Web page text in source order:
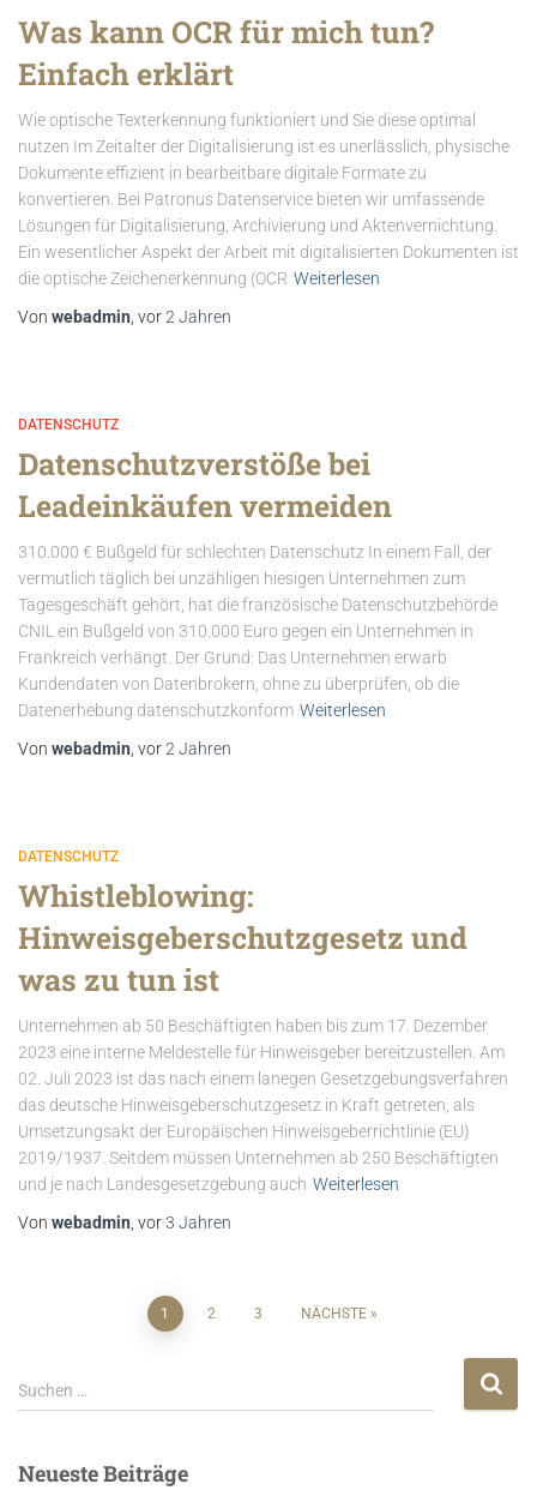
Was kann OCR für mich tun?
Einfach erklärt
Wie optische Texterkennung funktioniert und Sie diese optimal
nutzen Im Zeitalter der Digitalisierung ist es unerlässlich, physische
Dokumente effizient in bearbeitbare digitale Formate zu
konvertieren. Bei Patronus Datenservice bieten wir umfassende
Lösungen für Digitalisierung, Archivierung und Aktenvernichtung.
Ein wesentlicher Aspekt der Arbeit mit digitalisierten Dokumenten ist
die optische Zeichenerkennung (OCR Weiterlesen
Von webadmin , vor2 Jahren
DATENSCHUTZ
Datenschutzverstöße bei
Leadeinkäufen vermeiden
310.000 € Bußgeld für schlechten Datenschutz In einem Fall, der
vermutlich täglich bei unzähligen hiesigen Unternehmen zum
Tagesgeschäft gehört, hat die französische Datenschutzbehörde
CNIL ein Bußgeld von 310.000 Euro gegen ein Unternehmen in
Frankreich verhängt. Der Grund: Das Unternehmen erwarb
Kundendaten von Datenbrokern, ohne zu überprüfen, ob die
Datenerhebung datenschutzkonform Weiterlesen
Von webadmin , vor2 Jahren
DATENSCHUTZ
Whistleblowing:
Hinweisgeberschutzgesetz und
was zu tun ist
Unternehmen ab 50 Beschäftigten haben bis zum 17. Dezember
2023 eine interne Meldestelle für Hinweisgeber bereitzustellen. Am
02. Juli 2023 ist das nach einem lanegen Gesetzgebungsverfahren
das deutsche Hinweisgeberschutzgesetz in Kraft getreten, als
Umsetzungsakt der Europäischen Hinweisgeberrichtlinie (EU)
2019/1937. Seitdem müssen Unternehmen ab 250 Beschäftigten
und je nach Landesgesetzgebung auch Weiterlesen
Von webadmin , vor3 Jahren
1 2 3 NÄCHSTE
Suchen …
Neueste Beiträge